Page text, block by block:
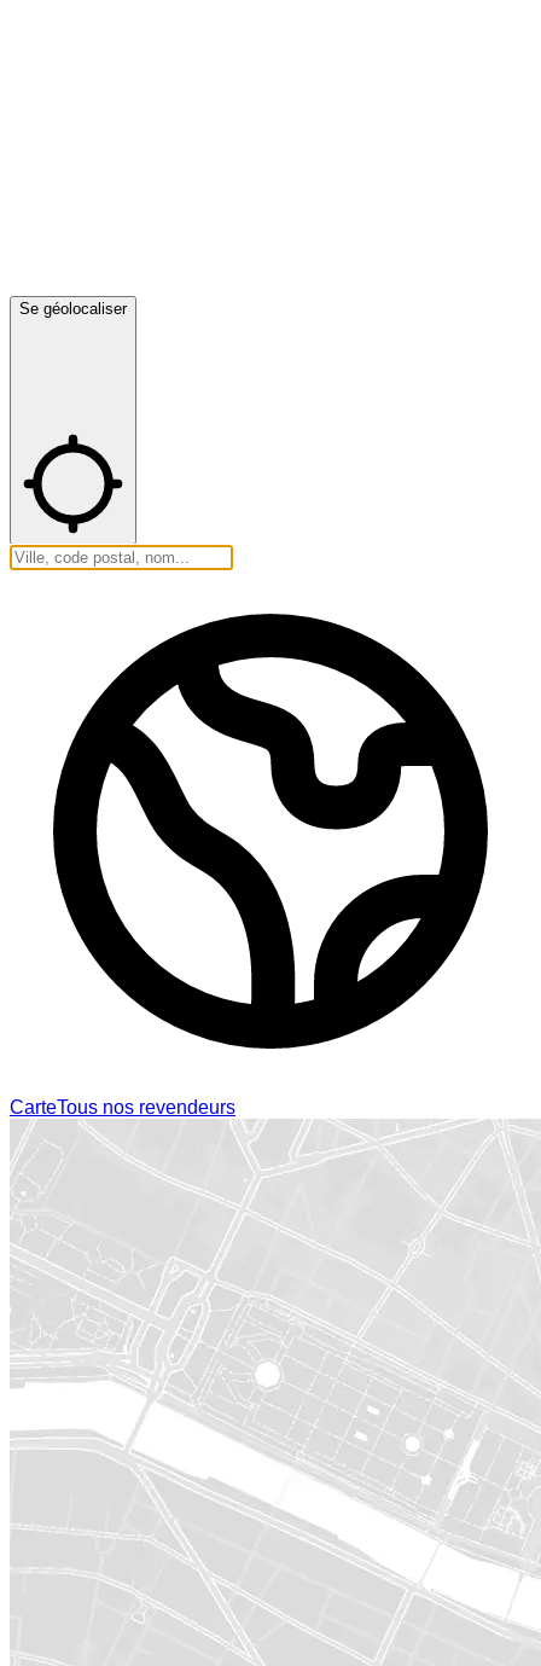
Se géolocaliser
CarteTous nos revendeurs